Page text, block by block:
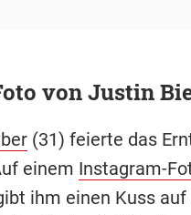
von Justin
(31) feierte das
einem Instagram-
ihm einen Kuss